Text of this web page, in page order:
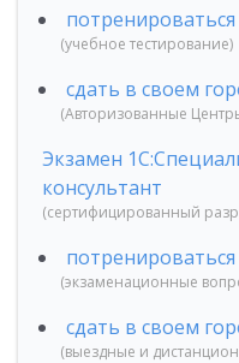
потренироваться
(учебное тестирование)
сдать в своем
(Авторизованные
Экзамен
консультант
(сертифицированный
потренироваться
(экзаменационные
сдать в своем
(выездные и